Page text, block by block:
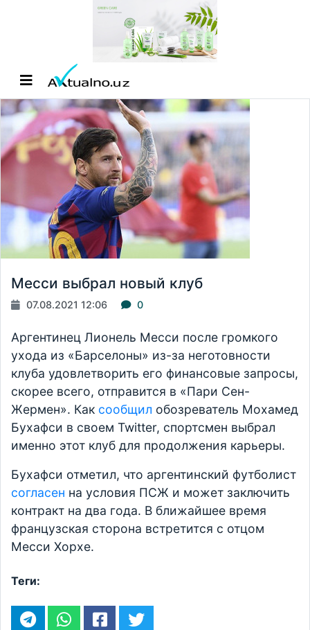
Месси выбрал новый клуб
07.08.2021 12:06 0
Аргентинец Лионель Месси после громкого
ухода из «Барселоны» из-за неготовности
клуба удовлетворить его финансовые запросы,
скорее всего, отправится в «Пари Сен-
Жермен». Как сообщил обозреватель Мохамед
Бухафси в своем Twitter, спортсмен выбрал
именно этот клуб для продолжения карьеры.
Бухафси отметил, что аргентинский футболист
согласен на условия ПСЖ и может заключить
контракт на два года. В ближайшее время
французская сторона встретится с отцом
Месси Хорхе.
Теги: